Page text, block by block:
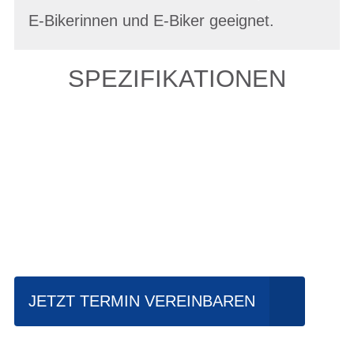
E-Bikerinnen und E-Biker geeignet.
SPEZIFIKATIONEN
JETZT TERMIN VEREINBAREN